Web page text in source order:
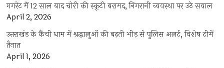
गगरेट में 12 साल बाद चोरी की स्कूटी बरामद, निगरानी व्यवस्था पर उठे सवाल
April 2, 2026
उत्तराखंड के कैंची धाम में श्रद्धालुओं की बढ़ती भीड़ से पुलिस अलर्ट, विशेष टीमें
तैनात
April 1, 2026